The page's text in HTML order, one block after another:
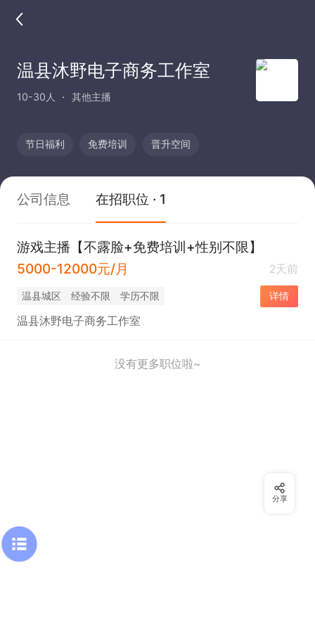
温县沐野电子商务工作室
10-30人 其他主播
节日福利 免费培训 晋升空间
公司信息 在招职位 · 1
游戏主播【不露脸+免费培训+性别不限】
5000-12000元/月
2天前
温县城区 经验不限 学历不限 详情
温县沐野电子商务工作室
没有更多职位啦~
分享